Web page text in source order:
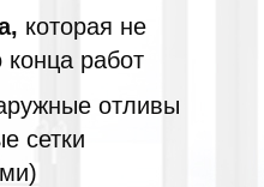
которая не
конца работ
отливы
сетки